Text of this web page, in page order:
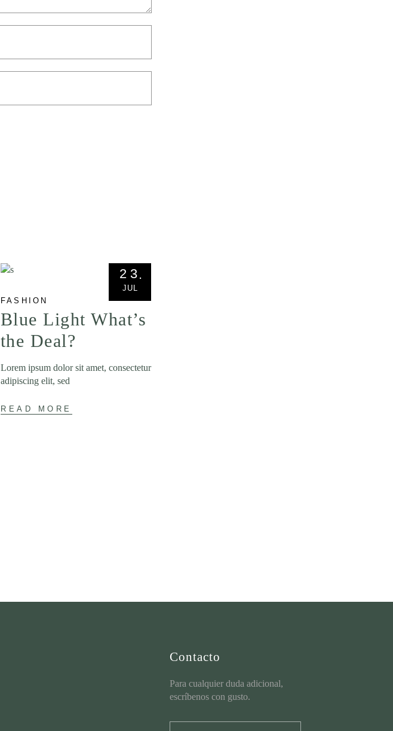
23
JUL
FASHION
Blue Light What’s
the Deal?
Lorem ipsum dolor sit amet, consectetur
adipiscing elit, sed
READ MORE
Contacto
Para cualquier duda adicional,
escríbenos con gusto.